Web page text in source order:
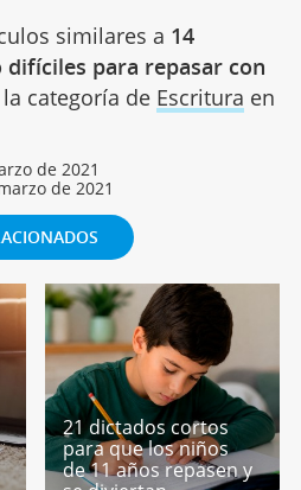
similares a 14
para repasar con
la categoría de Escritura en
de 2021
de 2021
21 dictados cortos
para que los niños
de 11 años repasen y